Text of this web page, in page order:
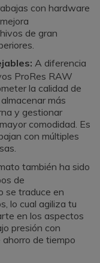
con hardware
de gran
A diferencia
ProRes RAW
la calidad de
más
y gestionar
comodidad. Es
con múltiples
también ha sido
de
se traduce en
lo cual agiliza tu
en los aspectos
presión con
de tiempo